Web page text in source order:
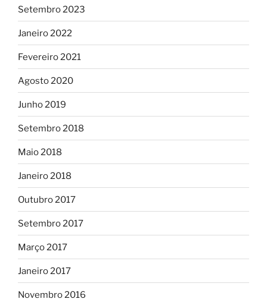
Setembro 2023
Janeiro 2022
Fevereiro 2021
Agosto 2020
Junho 2019
Setembro 2018
Maio 2018
Janeiro 2018
Outubro 2017
Setembro 2017
Março 2017
Janeiro 2017
Novembro 2016